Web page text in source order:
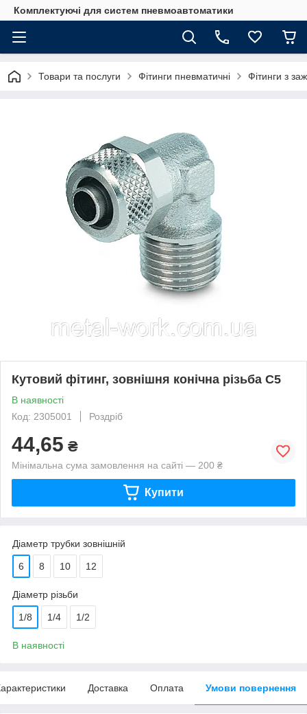
Комплектуючі для систем пневмоавтоматики
Товари та послуги Фітинги пневматичні Фітинги з
Кутовий фітинг, зовнішня конічна різьба C5
В наявності
Код: 2305001
Роздріб
44,65 ₴
Мінімальна сума замовлення на сайті — 200 ₴
Купити
Діаметр трубки зовнішній
6 8 10 12
Діаметр різьби
1/8 1/4 1/2
В наявності
Доставка Оплата Умови повернення